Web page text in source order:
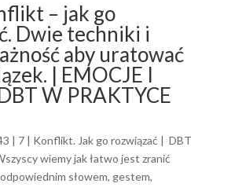
– jak go
Dwie techniki i
aby uratować
| EMOCJE I
W PRAKTYCE
| 7 | Konflikt. Jak go rozwiązać | DBT
wiemy jak łatwo jest zranić
słowem, gestem,